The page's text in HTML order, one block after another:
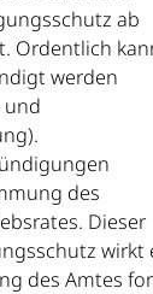
ab
Ordentlich
werden
und
des
Dieser
wirkt
des Amtes